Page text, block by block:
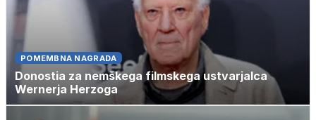
POMEMBNA NAGRADA
Donostia za nemškega filmskega ustvarjalca
Wernerja Herzoga